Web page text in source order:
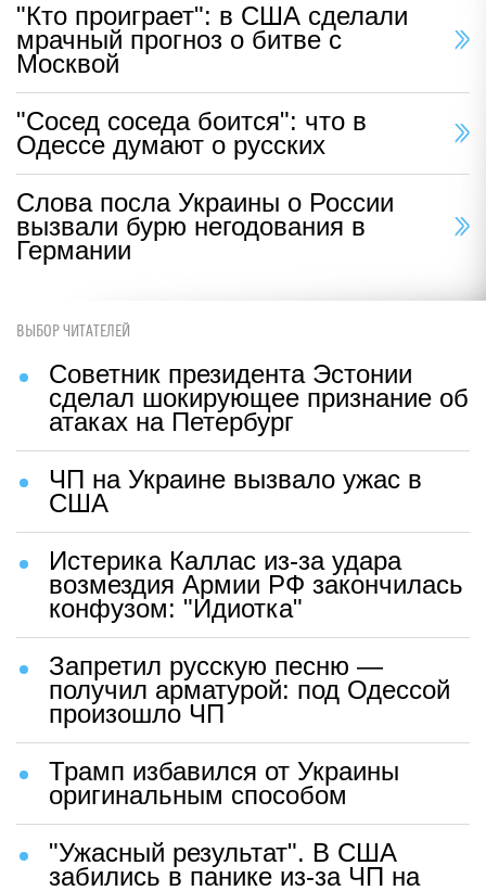
"Кто проиграет": в США сделали
мрачный прогноз о битве с
Москвой
"Сосед соседа боится": что в
Одессе думают о русских
Слова посла Украины о России
вызвали бурю негодования в
Германии
ВЫБОР ЧИТАТЕЛЕЙ
Советник президента Эстонии
сделал шокирующее признание об
атаках на Петербург
ЧП на Украине вызвало ужас в
США
Истерика Каллас из-за удара
возмездия Армии РФ закончилась
конфузом: "Идиотка"
Запретил русскую песню —
получил арматурой: под Одессой
произошло ЧП
Трамп избавился от Украины
оригинальным способом
"Ужасный результат". В США
забились в панике из-за ЧП на